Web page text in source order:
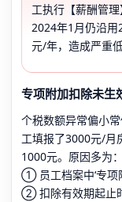
工执行【薪酬管
2024年1月仍沿
元/年，造成严重低
专项附加扣除未生
个税数额异常偏小常
工填报了3000元/月
1000元。原因多为：
① 员工档案中‘专项
② 扣除有效期起止